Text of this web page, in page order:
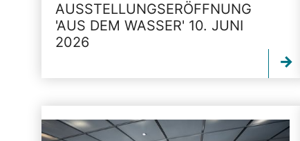
AUSSTELLUNGSERÖFFNUNG
'AUS DEM WASSER' 10. JUNI
2026